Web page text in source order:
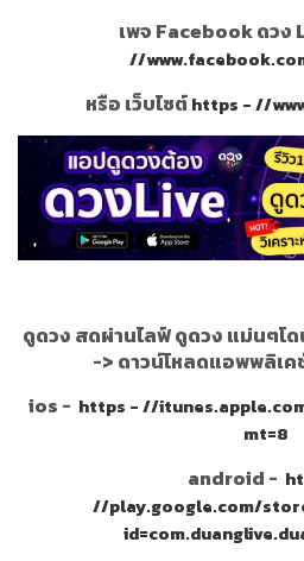
เพจ Facebook ดวง
//
หรือ เว็บไซต์https - //
ดูดวง สดผ่านไลฟ์ ดูดวง แม่นๆโ
-> ดาวน์โหลดแอพพลิเค
ios - https - //
mt=8
android -
//play.google.com/